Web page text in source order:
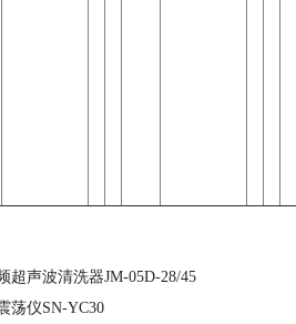
超声波清洗器JM-05D-28/45
荡仪SN-YC30